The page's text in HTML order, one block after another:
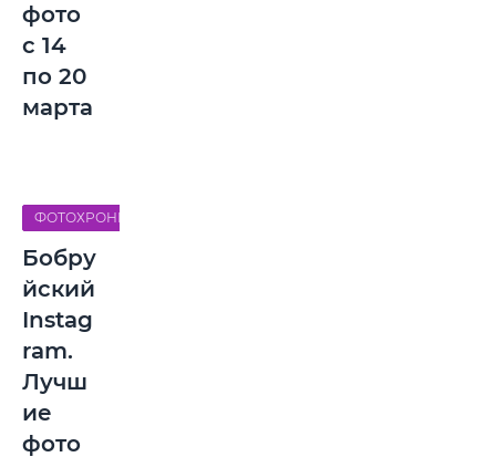
фото
с 14
по 20
марта
ФОТОХРОНИКА
Бобру
йский
Instag
ram.
Лучш
ие
фото